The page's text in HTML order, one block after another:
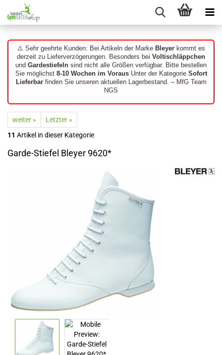
⚠️ Sehr geehrte Kunden: Bei Artikeln der Marke Bleyerkommt es
derzeit zu Lieferverzögerungen. Besonders bei Voltischläppchen
und Gardestiefeln sind nicht alle Größen verfügbar. Bitte bestellen
Sie möglichst 8-10 Wochen im VorausUnter der Kategorie Sofort
Lieferbarfinden Sie unseren aktuellen Lagerbestand. – MfG Team
NGS
weiter »
Letzter »
11 Artikel in dieser Kategorie
Garde-Stiefel Bleyer 9620*